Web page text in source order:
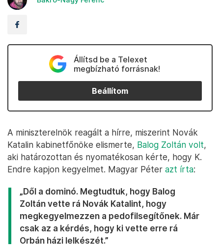
Állítsd be a Telexet
megbízható forrásnak!
Beállítom
A miniszterelnök reagált a hírre, miszerint Novák
Katalin kabinetfőnöke elismerte, Balog Zoltán volt,
aki határozottan és nyomatékosan kérte, hogy K.
Endre kapjon kegyelmet. Magyar Péter azt írta:
„Dől a dominó. Megtudtuk, hogy Balog
Zoltán vette rá Novák Katalint, hogy
megkegyelmezzen a pedofilsegítőnek. Már
csak az a kérdés, hogy ki vette erre rá
Orbán házi lelkészét.”